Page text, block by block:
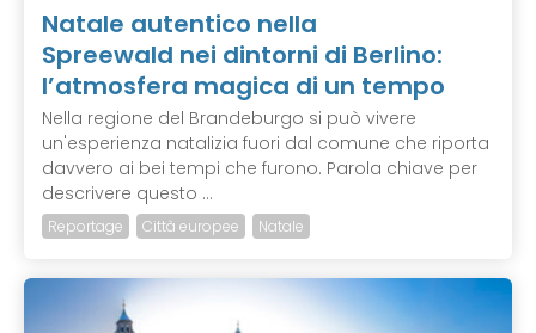
Natale autentico nella
Spreewald nei dintorni di Berlino:
l’atmosfera magica di un tempo
Nella regione del Brandeburgo si può vivere
un'esperienza natalizia fuori dal comune che riporta
davvero ai bei tempi che furono. Parola chiave per
descrivere questo ...
Reportage Città europee Natale